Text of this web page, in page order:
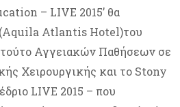
– LIVE 2015’ θα
(Aquila Atlantis Hotel)του
Αγγειακών Παθήσεων σε
Χειρουργικής και το Stony
LIVE 2015 – που